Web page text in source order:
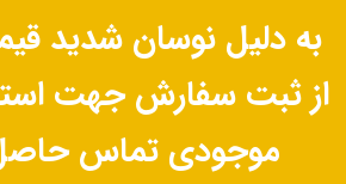
به دلیل نوسان شدید
از ثبت سفارش جهت
موجودی تماس